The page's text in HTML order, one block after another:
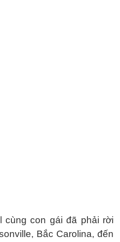
cùng con gái đã phải rời
Bắc Carolina, đến